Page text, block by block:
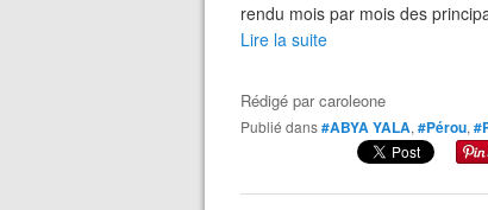
rendu mois par mois des
Lire la suite
Rédigé parcaroleone
Publié dans#ABYA YALA, #Pérou,